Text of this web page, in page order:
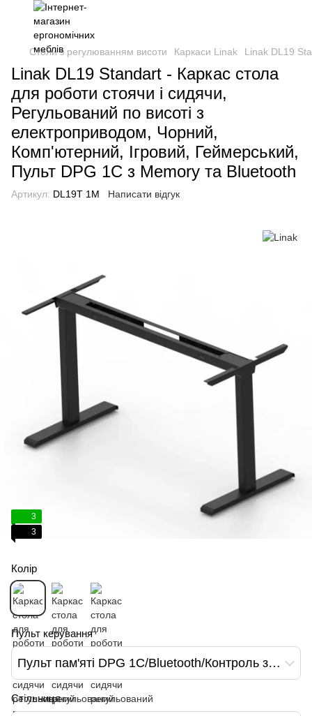
Столи з регулюванням висоти Каркаси Linak Linak DL19
Linak DL19 Standart - Каркас стола
для роботи стоячи і сидячи,
Регульований по висоті з
електроприводом, Чорний,
Комп'ютерний, Ігровий, Геймерський,
Пульт DPG 1C з Memory та Bluetooth
Артикул: DL19T 1M Написати відгук
3
3
Колір
Пульт керування
Пульт пам'яті DPG 1С/Bluetooth/Контроль зміни позиції
Стільниця